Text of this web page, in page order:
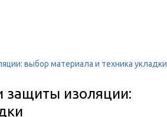
выбор материала и техника укладки
изоляции: